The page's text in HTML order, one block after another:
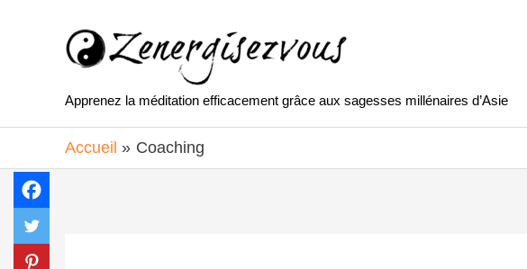
Apprenez la méditation efficacement grâce aux sagesses millénaires d’Asie
Accueil Coaching